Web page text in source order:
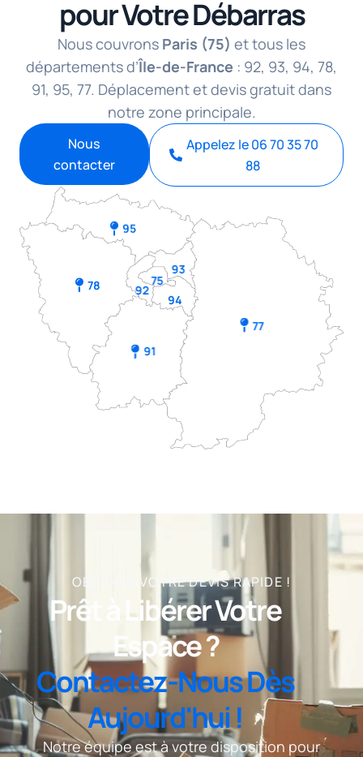
95
78
91
77
92
94
93
75
pour Votre Débarras
Nous couvrons Paris (75) et tous les
départements d’Île-de-France : 92, 93, 94, 78,
91, 95, 77. Déplacement et devis gratuit dans
notre zone principale.
Nous
contacter
Appelez le 06 70 35 70
88
OBTENEZ VOTRE DEVIS RAPIDE !
Prêt à Libérer Votre
Espace ?
Contactez-Nous Dès
Aujourd'hui !
Notre équipe est à votre disposition pour